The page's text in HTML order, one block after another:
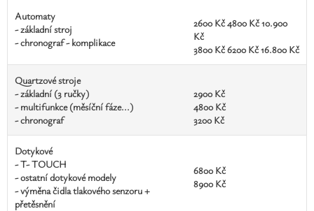
Automaty
- základní stroj
- chronograf - komplikace
2600 Kč 4800 Kč 10.900
Kč
3800 Kč 6200 Kč 16.800 Kč
Quartzové stroje
- základní (3 ručky)
- multifunkce (měsíční fáze...)
- chronograf
2900 Kč
4800 Kč
3200 Kč
Dotykové
- T- TOUCH
- ostatní dotykové modely
- výměna čidla tlakového senzoru +
přetěsnění
6800 Kč
8900 Kč